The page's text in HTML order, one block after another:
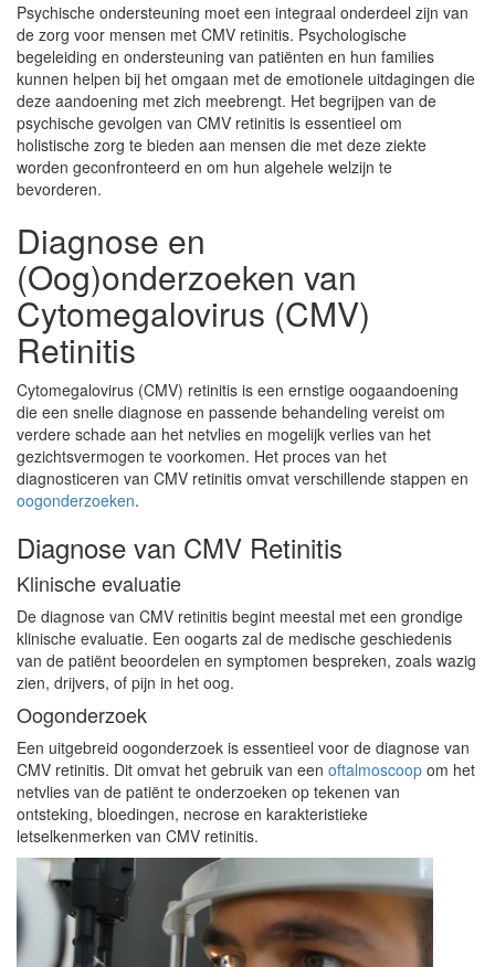
Psychische ondersteuning moet een integraal onderdeel zijn van
de zorg voor mensen met CMV retinitis. Psychologische
begeleiding en ondersteuning van patiënten en hun families
kunnen helpen bij het omgaan met de emotionele uitdagingen die
deze aandoening met zich meebrengt. Het begrijpen van de
psychische gevolgen van CMV retinitis is essentieel om
holistische zorg te bieden aan mensen die met deze ziekte
worden geconfronteerd en om hun algehele welzijn te
bevorderen.
Diagnose en
(Oog)onderzoeken van
Cytomegalovirus (CMV)
Retinitis
Cytomegalovirus (CMV) retinitis is een ernstige oogaandoening
die een snelle diagnose en passende behandeling vereist om
verdere schade aan het netvlies en mogelijk verlies van het
gezichtsvermogen te voorkomen. Het proces van het
diagnosticeren van CMV retinitis omvat verschillende stappen en
oogonderzoeken.
Diagnose van CMV Retinitis
Klinische evaluatie
De diagnose van CMV retinitis begint meestal met een grondige
klinische evaluatie. Een oogarts zal de medische geschiedenis
van de patiënt beoordelen en symptomen bespreken, zoals wazig
zien, drijvers, of pijn in het oog.
Oogonderzoek
Een uitgebreid oogonderzoek is essentieel voor de diagnose van
CMV retinitis. Dit omvat het gebruik van een oftalmoscoop om het
netvlies van de patiënt te onderzoeken op tekenen van
ontsteking, bloedingen, necrose en karakteristieke
letselkenmerken van CMV retinitis.